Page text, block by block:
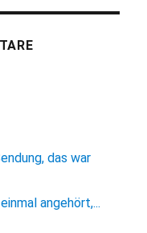
das war
angehört,...